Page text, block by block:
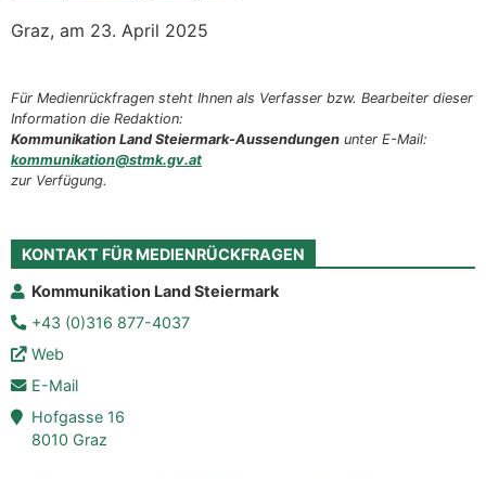
Graz, am 23. April 2025
Für Medienrückfragen steht Ihnen als Verfasser bzw. Bearbeiter dieser
Information die Redaktion:
Kommunikation Land Steiermark-Aussendungen unter E-Mail:
kommunikation@stmk.gv.at
zur Verfügung.
KONTAKT FÜR MEDIENRÜCKFRAGEN
Kommunikation Land Steiermark
+43 (0)316 877-4037
Web
E-Mail
Hofgasse 16
8010 Graz